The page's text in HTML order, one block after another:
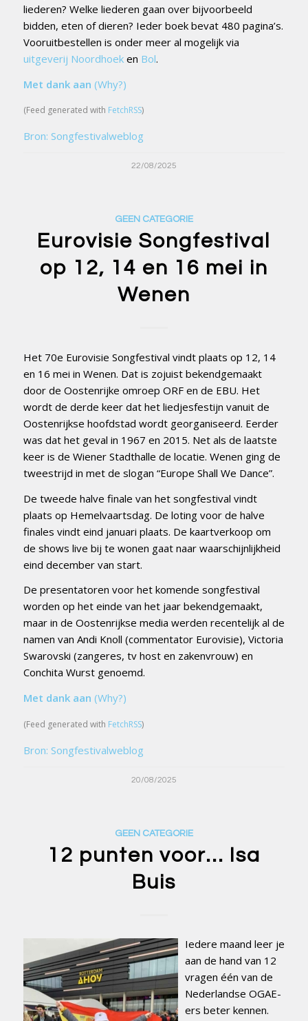
liederen? Welke liederen gaan over bijvoorbeeld
bidden, eten of dieren? Ieder boek bevat 480 pagina’s.
Vooruitbestellen is onder meer al mogelijk via
uitgeverij Noordhoeken Bol.
Met dank aan (Why?)
(Feed generated with FetchRSS)
Bron: Songfestivalweblog
22/08/2025
GEEN CATEGORIE
Eurovisie Songfestival
op 12, 14 en 16 mei in
Wenen
Het 70e Eurovisie Songfestival vindt plaats op 12, 14
en 16 mei in Wenen. Dat is zojuist bekendgemaakt
door de Oostenrijke omroep ORF en de EBU. Het
wordt de derde keer dat het liedjesfestijn vanuit de
Oostenrijkse hoofdstad wordt georganiseerd. Eerder
was dat het geval in 1967 en 2015. Net als de laatste
keer is de Wiener Stadthalle de locatie. Wenen ging de
tweestrijd in met de slogan “Europe Shall We Dance”.
De tweede halve finale van het songfestival vindt
plaats op Hemelvaartsdag. De loting voor de halve
finales vindt eind januari plaats. De kaartverkoop om
de shows live bij te wonen gaat naar waarschijnlijkheid
eind december van start.
De presentatoren voor het komende songfestival
worden op het einde van het jaar bekendgemaakt,
maar in de Oostenrijkse media werden recentelijk al de
namen van Andi Knoll (commentator Eurovisie), Victoria
Swarovski (zangeres, tv host en zakenvrouw) en
Conchita Wurst genoemd.
Met dank aan (Why?)
(Feed generated with FetchRSS)
Bron: Songfestivalweblog
20/08/2025
GEEN CATEGORIE
12 punten voor… Isa
Buis
Iedere maand leer je
aan de hand van 12
vragen één van de
Nederlandse OGAE-
ers beter kennen.